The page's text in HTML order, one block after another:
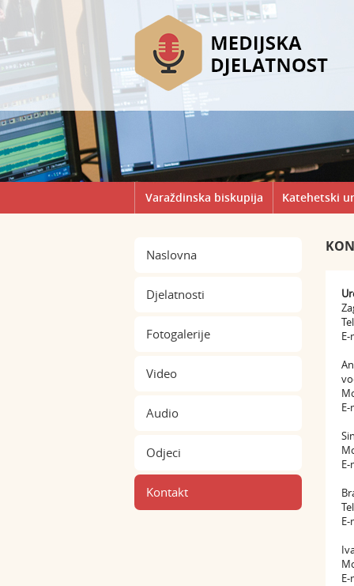
Varaždinska biskupija Katehetski
Naslovna
Djelatnosti
Fotogalerije
Video
Audio
Odjeci
Kontakt